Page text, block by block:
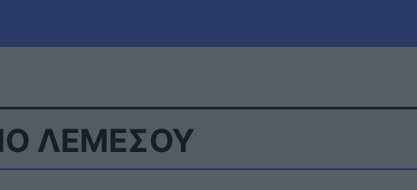
Πολιτική
ΛΕΜΕΣΟΥ